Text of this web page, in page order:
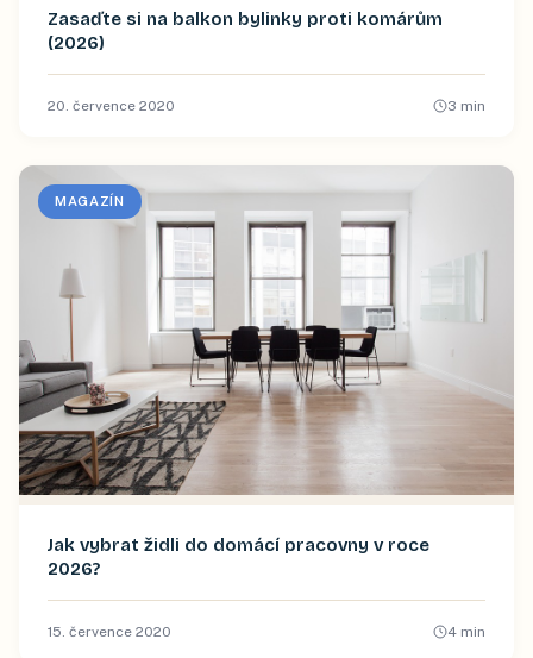
Zasaďte si na balkon bylinky proti komárům
(2026)
20. července 2020 3 min
MAGAZÍN
Jak vybrat židli do domácí pracovny v roce
2026?
15. července 2020 4 min